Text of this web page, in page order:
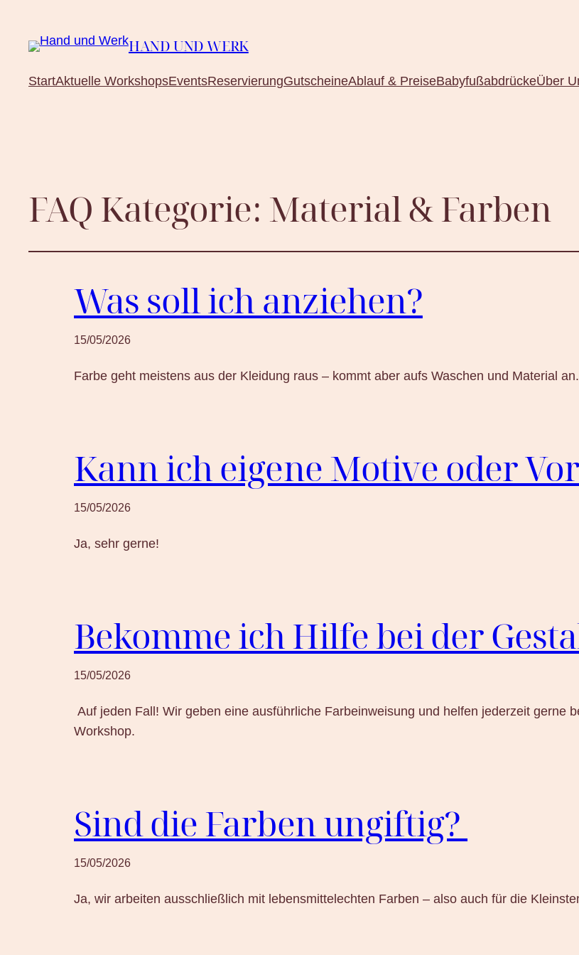
HAND UND WERK
StartAktuelle WorkshopsEventsReservierungGutscheineAblauf & PreiseBabyfußabdrückeÜber
FAQ Kategorie: Material & Farben
Was soll ich anziehen?
15/05/2026
Farbe geht meistens aus der Kleidung raus – kommt aber aufs Waschen und Material
Kann ich eigene Motive oder
15/05/2026
Ja, sehr gerne!
Bekomme ich Hilfe bei der
15/05/2026
Auf jeden Fall! Wir geben eine ausführliche Farbeinweisung und helfen jederzeit gerne
Workshop.
Sind die Farben ungiftig?
15/05/2026
Ja, wir arbeiten ausschließlich mit lebensmittelechten Farben – also auch für die